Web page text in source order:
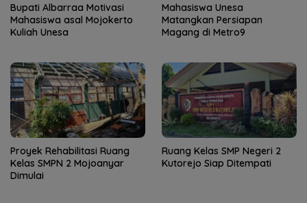
Bupati Albarraa Motivasi
Mahasiswa asal Mojokerto
Kuliah Unesa
Mahasiswa Unesa
Matangkan Persiapan
Magang di Metro9
Proyek Rehabilitasi Ruang
Kelas SMPN 2 Mojoanyar
Dimulai
Ruang Kelas SMP Negeri 2
Kutorejo Siap Ditempati